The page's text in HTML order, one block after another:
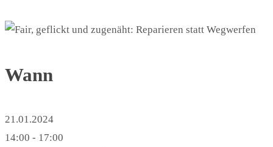
Wann
21.01.2024
14:00 - 17:00